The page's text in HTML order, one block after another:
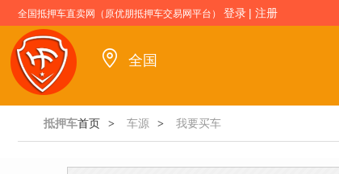
全国抵押车直卖网（原优朋抵押车交易网平台） 登录 | 注册
全国
抵押车首页 > 车源 > 我要买车